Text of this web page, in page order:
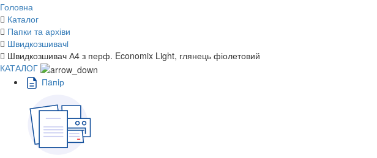
Головна
Каталог
Папки та архіви
Швидкозшивачi
Швидкозшивач А4 з перф. Economix Light, глянець фіолетовий
КАТАЛОГ
Пaпiр